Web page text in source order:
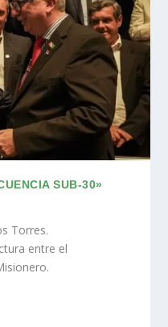
SUB-30»
Torres.
entre el